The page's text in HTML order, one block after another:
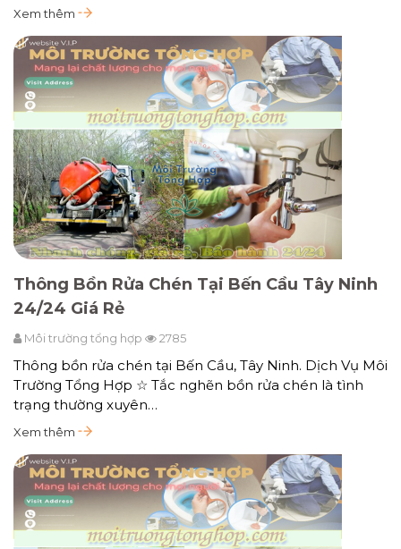
Xem thêm
Thông Bồn Rửa Chén Tại Bến Cầu Tây Ninh
24/24 Giá Rẻ
Môi trường tổng hợp 2785
Thông bồn rửa chén tại Bến Cầu, Tây Ninh. Dịch Vụ Môi
Trường Tổng Hợp ☆ Tắc nghẽn bồn rửa chén là tình
trạng thường xuyên…
Xem thêm